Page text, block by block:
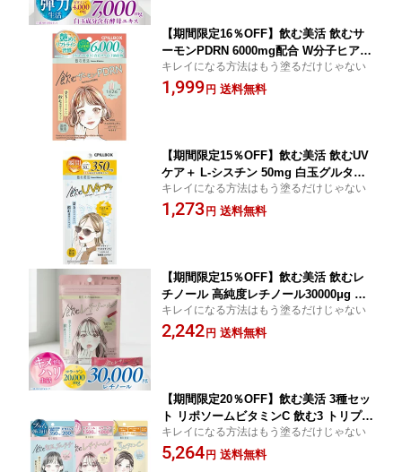
【期間限定16％OFF】飲む美活 飲むサ
ーモンPDRN 6000mg配合 W分子ヒアル
ロン酸2000mg配合(1袋20日分目安) NM
N アスタキサンチン コラーゲン セラミ
キレイになる方法はもう塗るだけじゃない
1,999 円 送料無料
【期間限定15％OFF】飲む美活 飲むUV
ケア＋ L-シスチン 50mg 白玉グルタチ3
50mg 配合 (1日1本あたり) 酷暑x紫外線
シーズンに※ PILLBOX 飲む美活シリー
キレイになる方法はもう塗るだけじゃない
1,273 円 送料無料
【期間限定15％OFF】飲む美活 飲むレ
チノール 高純度レチノール30000μg コ
ラーゲン20000mg 配合(1袋20本あたり)
飲みやすい シャインマスカット味 エラ
キレイになる方法はもう塗るだけじゃない
2,242 円 送料無料
【期間限定20％OFF】飲む美活 3種セッ
ト リポソームビタミンC 飲む3 トリプル
ビタミンC 飲む 白玉 グルタチ オン・ビ
ューティー飲むレチノール 高純度レチ
キレイになる方法はもう塗るだけじゃない
5,264 円 送料無料